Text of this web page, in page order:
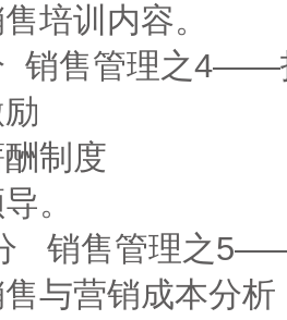
培训内容。
售管理之4——
制度
导。
销售管理之
与营销成本分析